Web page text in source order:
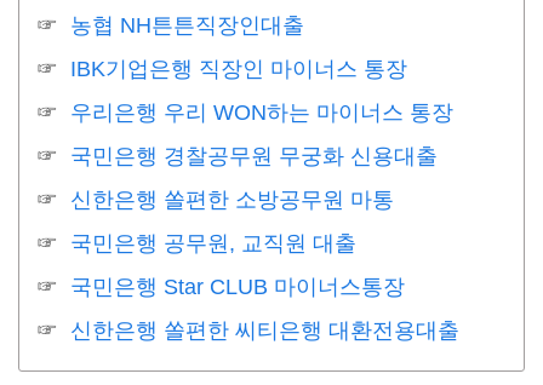
농협 NH튼튼직장인대출
IBK기업은행 직장인 마이너스 통장
우리은행 우리 WON하는 마이너스 통장
국민은행 경찰공무원 무궁화 신용대출
신한은행 쏠편한 소방공무원 마통
국민은행 공무원, 교직원 대출
국민은행 Star CLUB 마이너스통장
신한은행 쏠편한 씨티은행 대환전용대출